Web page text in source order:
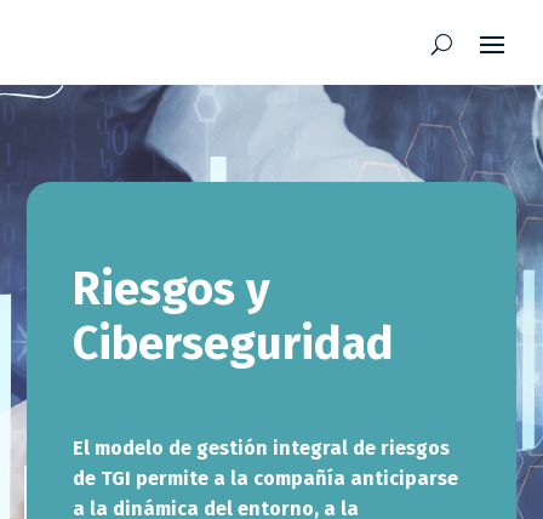
Riesgos y
Ciberseguridad
El modelo de gestión integral de riesgos
de TGI permite a la compañía anticiparse
a la dinámica del entorno, a la